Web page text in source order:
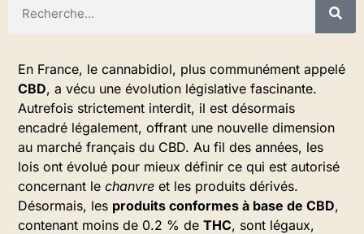
En France, le cannabidiol, plus communément appelé
CBD, a vécu une évolution législative fascinante.
Autrefois strictement interdit, il est désormais
encadré légalement, offrant une nouvelle dimension
au marché français du CBD. Au fil des années, les
lois ont évolué pour mieux définir ce qui est autorisé
concernant le chanvre et les produits dérivés.
Désormais, les produits conformes à base de CBD,
contenant moins de 0.2 % de THC, sont légaux,